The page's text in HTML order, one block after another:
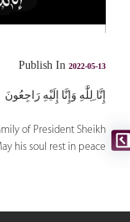
Publish In 2022-05-13
إِنَّا ِلِلَّٰهِ وَإِنَّا إِلَيْهِ رَاجِعُونَ
of President Sheikh
his soul rest in peace.